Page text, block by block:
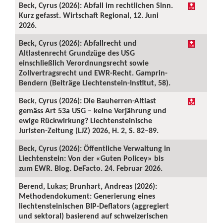
Beck, Cyrus (2026): Abfall im rechtlichen Sinn.
Kurz gefasst. Wirtschaft Regional, 12. Juni
2026.
Beck, Cyrus (2026): Abfallrecht und
Altlastenrecht Grundzüge des USG
einschließlich Verordnungsrecht sowie
Zollvertragsrecht und EWR-Recht. Gamprin-
Bendern (Beiträge Liechtenstein-Institut, 58).
Beck, Cyrus (2026): Die Bauherren-Altlast
gemäss Art 53a USG – keine Verjährung und
ewige Rückwirkung? Liechtensteinische
Juristen-Zeitung (LJZ) 2026, H. 2, S. 82–89.
Beck, Cyrus (2026): Öffentliche Verwaltung in
Liechtenstein: Von der «Guten Policey» bis
zum EWR. Blog. DeFacto. 24. Februar 2026.
Berend, Lukas; Brunhart, Andreas (2026):
Methodendokument: Generierung eines
liechtensteinischen BIP-Deflators (aggregiert
und sektoral) basierend auf schweizerischen